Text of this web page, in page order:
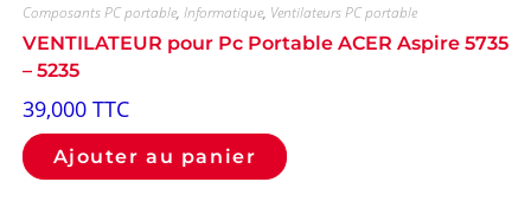
Composants PC portable, Informatique, Ventilateurs PC portable
VENTILATEUR pour Pc Portable ACER Aspire 5735
– 5235
39,000 TTC
Ajouter au panier